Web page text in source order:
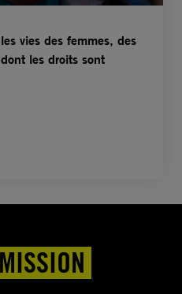
vies des femmes, des
les droits sont